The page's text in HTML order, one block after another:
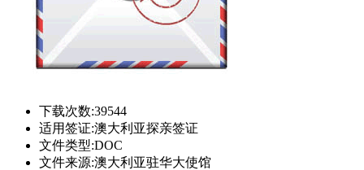
下载次数:39544
适用签证:澳大利亚探亲签证
文件类型:DOC
文件来源:澳大利亚驻华大使馆